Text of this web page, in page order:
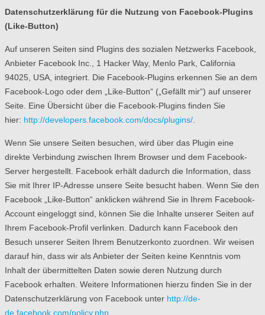
Datenschutzerklärung für die Nutzung von Facebook-Plugins
(Like-Button)
Auf unseren Seiten sind Plugins des sozialen Netzwerks Facebook,
Anbieter Facebook Inc., 1 Hacker Way, Menlo Park, California
94025, USA, integriert. Die Facebook-Plugins erkennen Sie an dem
Facebook-Logo oder dem „Like-Button“ („Gefällt mir“) auf unserer
Seite. Eine Übersicht über die Facebook-Plugins finden Sie
hier: http://developers.facebook.com/docs/plugins/.
Wenn Sie unsere Seiten besuchen, wird über das Plugin eine
direkte Verbindung zwischen Ihrem Browser und dem Facebook-
Server hergestellt. Facebook erhält dadurch die Information, dass
Sie mit Ihrer IP-Adresse unsere Seite besucht haben. Wenn Sie den
Facebook „Like-Button“ anklicken während Sie in Ihrem Facebook-
Account eingeloggt sind, können Sie die Inhalte unserer Seiten auf
Ihrem Facebook-Profil verlinken. Dadurch kann Facebook den
Besuch unserer Seiten Ihrem Benutzerkonto zuordnen. Wir weisen
darauf hin, dass wir als Anbieter der Seiten keine Kenntnis vom
Inhalt der übermittelten Daten sowie deren Nutzung durch
Facebook erhalten. Weitere Informationen hierzu finden Sie in der
Datenschutzerklärung von Facebook unter http://de-
de.facebook.com/policy.php.